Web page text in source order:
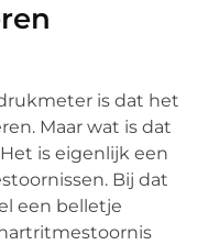
is dat het
Maar wat is dat
is eigenlijk een
Bij dat
een belletje